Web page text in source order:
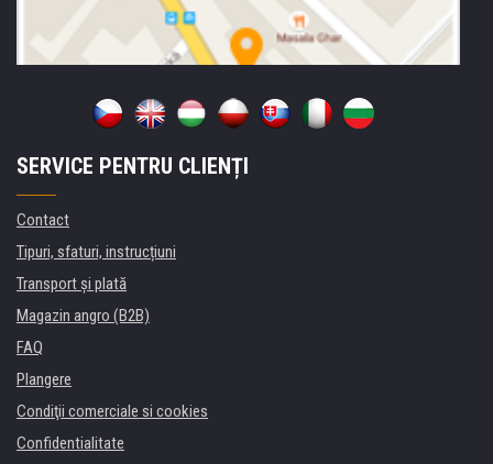
SERVICE PENTRU CLIENȚI
Contact
Tipuri, sfaturi, instrucțiuni
Transport şi plată
Magazin angro (B2B)
FAQ
Plangere
Condiţii comerciale si cookies
Confidentialitate